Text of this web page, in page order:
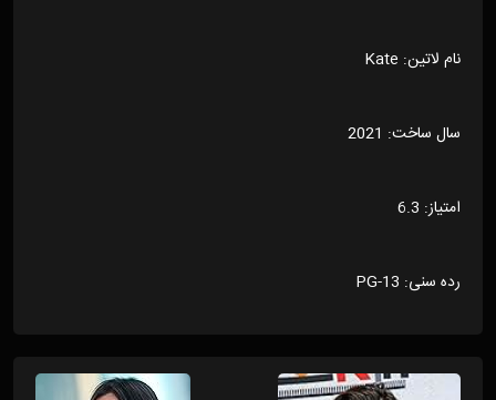
نام لاتین: Kate
سال ساخت: 2021
امتیاز: 6.3
رده سنی: PG-13